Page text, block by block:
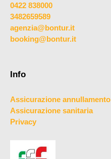
0422 838000
3482659589
agenzia@bontur.it
booking@bontur.it
Info
Assicurazione annullamento
Assicurazione sanitaria
Privacy